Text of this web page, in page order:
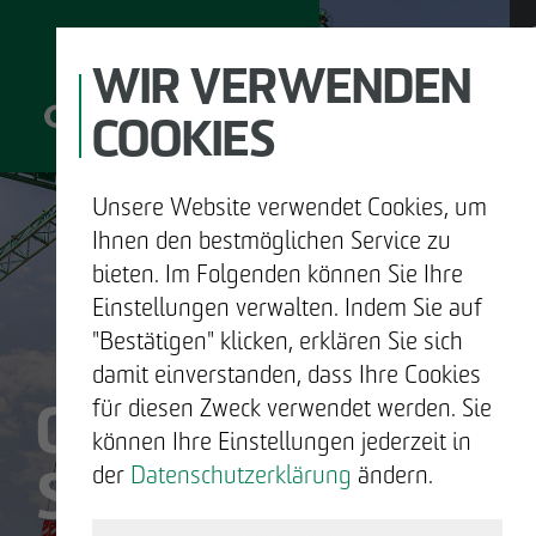
UNTERNEHMEN
ENTWICKELN
BAUEN
OTTO WULFF
SIND WIR.
WIR VERWENDEN
COOKIES
Unsere Website verwendet Cookies, um
Ihnen den bestmöglichen Service zu
bieten. Im Folgenden können Sie Ihre
Einstellungen verwalten. Indem Sie auf
"Bestätigen" klicken, erklären Sie sich
damit einverstanden, dass Ihre Cookies
für diesen Zweck verwendet werden. Sie
können Ihre Einstellungen jederzeit in
der Datenschutzerklärung ändern.